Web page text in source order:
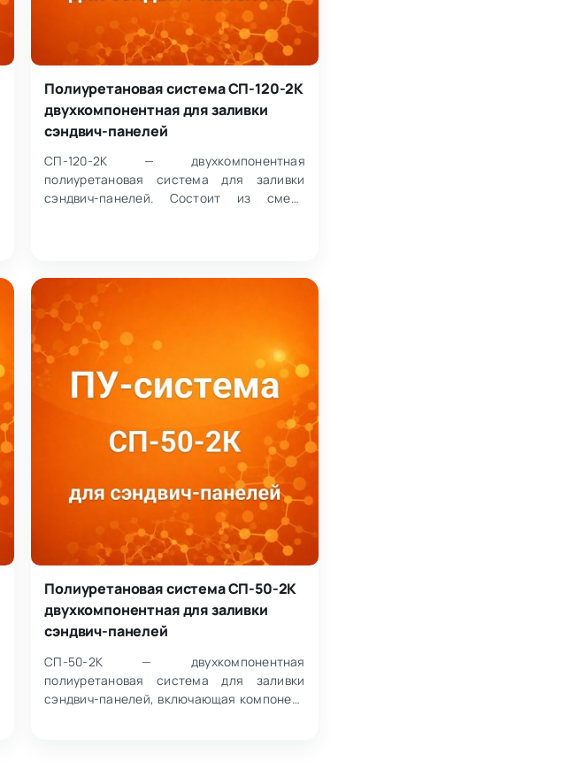
Полиуретановая система СП-120-2К
двухкомпонентная для заливки
сэндвич-панелей
СП-120-2К — двухкомпонентная
полиуретановая система для заливки
сэндвич-панелей. Состоит из смеси
Полиуретановая система СП-50-2К
двухкомпонентная для заливки
сэндвич-панелей
СП-50-2К — двухкомпонентная
полиуретановая система для заливки
сэндвич-панелей, включающая компонент